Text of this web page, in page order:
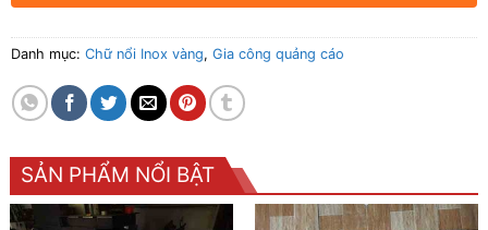
Danh mục: Chữ nổi Inox vàng, Gia công quảng cáo
SẢN PHẨM NỔI BẬT